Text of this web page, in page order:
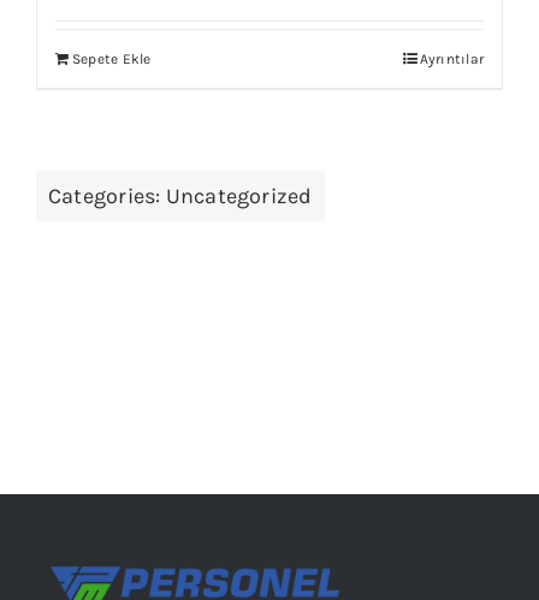
Sepete Ekle Ayrıntılar
Categories: Uncategorized